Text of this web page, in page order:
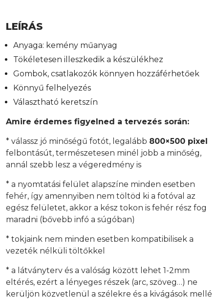
LEÍRÁS
Anyaga: kemény műanyag
Tökéletesen illeszkedik a készülékhez
Gombok, csatlakozók könnyen hozzáférhetőek
Könnyű felhelyezés
Választható keretszín
Amire érdemes figyelned a tervezés során:
* válassz jó minőségű fotót, legalább 800×500 pixel
felbontásút, természetesen minél jobb a minőség,
annál szebb lesz a végeredmény is
* a nyomtatási felület alapszíne minden esetben
fehér, így amennyiben nem töltöd ki a fotóval az
egész felületet, akkor a kész tokon is fehér rész fog
maradni (bővebb infó a súgóban)
* tokjaink nem minden esetben kompatibilisek a
vezeték nélküli töltőkkel
* a látványterv és a valóság között lehet 1-2mm
eltérés, ezért a lényeges részek (arc, szöveg…) ne
kerüljön közvetlenül a szélekre és a kivágások mellé